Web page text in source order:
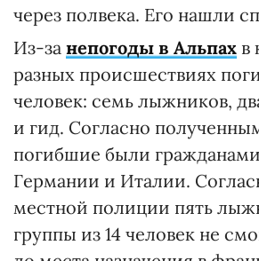
через полвека. Его нашли
Из-за непогоды в Альпах в
разных происшествиях
человек: семь лыжников,
и гид. Согласно
погибшие были
Германии и Италии.
местной полиции пять
группы из 14 человек не